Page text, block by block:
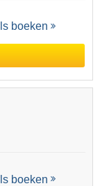
boeken
boeken